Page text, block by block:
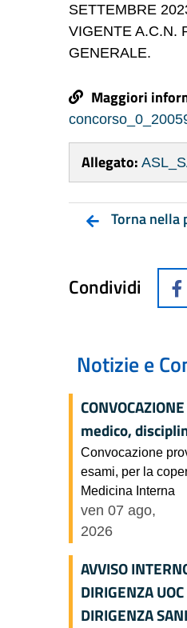
SETTEMBRE
VIGENTE A.C.N.
GENERALE.
Maggiori
Allegato:
Torna nella
Condividi
Notizie e
medico,
Convocazione
esami, per la
Medicina Interna
ven 07 ago,
2026
AVVISO
DIRIGENZA
DIRIGENZA